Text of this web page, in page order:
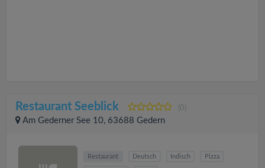
Restaurant Seeblick (0)
Am Gederner See 10, 63688 Gedern
Restaurant Deutsch Indisch Pizza